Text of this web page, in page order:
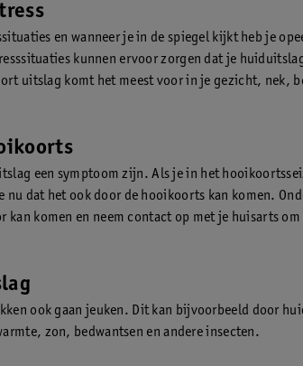
en wanneer je in de spiegel kijkt heb je
kunnen ervoor zorgen dat je
uitslag komt het meest voor in je gezicht, nek,
een symptoom zijn. Als je in het
dat het ook door de hooikoorts kan komen.
kan komen en neem contact op met je huisarts
ook gaan jeuken. Dit kan bijvoorbeeld door
zon, bedwantsen en andere insecten.